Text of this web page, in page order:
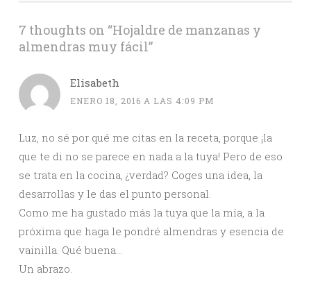
7 thoughts on “Hojaldre de manzanas y
almendras muy fácil”
Elisabeth
ENERO 18, 2016 A LAS 4:09 PM
Luz, no sé por qué me citas en la receta, porque ¡la
que te di no se parece en nada a la tuya! Pero de eso
se trata en la cocina, ¿verdad? Coges una idea, la
desarrollas y le das el punto personal.
Como me ha gustado más la tuya que la mía, a la
próxima que haga le pondré almendras y esencia de
vainilla. Qué buena…
Un abrazo.